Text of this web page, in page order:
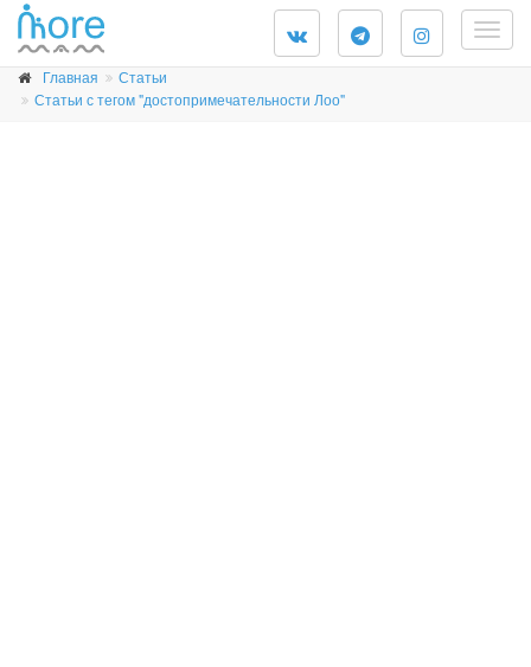
Главная
Статьи
Статьи с тегом "достопримечательности Лоо"